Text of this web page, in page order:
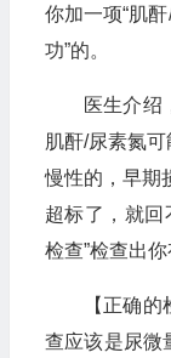
你加一项“肌
功”的。
医生介绍
肌酐/尿素氮
慢性的，早期
超标了，就回
检查”检查出
【正确
查应该是尿